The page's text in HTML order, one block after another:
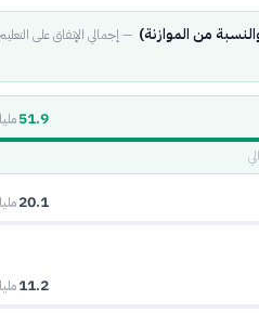
من الموازنة) — إجمالي الإنفاق على التعليم
51.9
20.1
11.2